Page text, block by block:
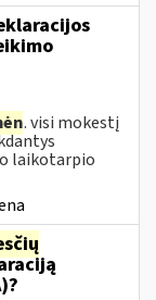
. visi mokestį
laikotarpio